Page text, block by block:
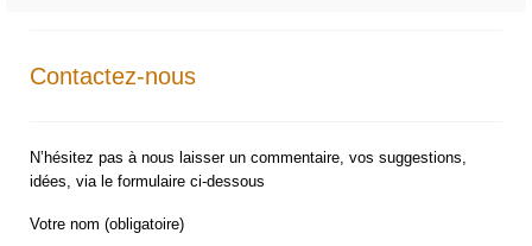
Contactez-nous
N’hésitez pas à nous laisser un commentaire, vos suggestions,
idées, via le formulaire ci-dessous
Votre nom (obligatoire)